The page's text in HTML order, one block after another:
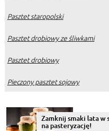
Pasztet staropolski
Pasztet drobiowy ze śliwkami
Pasztet drobiowy
Pieczony pasztet sojowy
Zamknij smaki lata w
na pasteryzację!